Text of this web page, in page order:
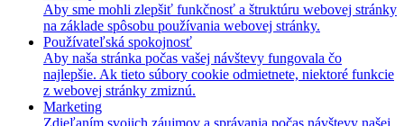
Aby sme mohli zlepšiť funkčnosť a štruktúru webovej stránky
na základe spôsobu používania webovej stránky.
Používateľská spokojnosť
Aby naša stránka počas vašej návštevy fungovala čo
najlepšie. Ak tieto súbory cookie odmietnete, niektoré funkcie
z webovej stránky zmiznú.
Marketing